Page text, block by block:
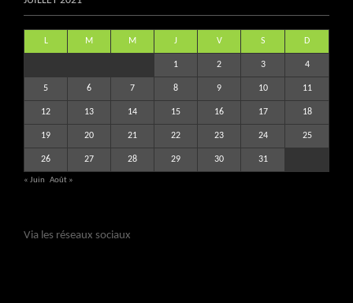
L M M J V S D
1 2 3 4
5 6 7 8 9 10 11
12 13 14 15 16 17 18
19 20 21 22 23 24 25
26 27 28 29 30 31
« Juin Août »
Via les réseaux sociaux